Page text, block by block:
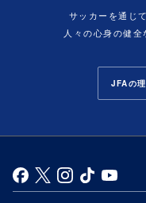
サッカーを通じ
人々の心身の健全
JFAの